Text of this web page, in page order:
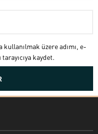
üzere adımı, e-
kaydet.